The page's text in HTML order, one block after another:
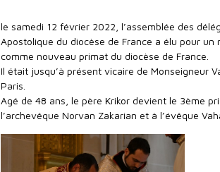
le samedi 12 février 2022, l’assemblée des
Apostolique du diocèse de France a élu pour
comme nouveau primat du diocèse de France.
Il était jusqu’à présent vicaire de Monseigneur
Paris.
Agé de 48 ans, le père Krikor devient le 3ème
l’archevêque Norvan Zakarian et à l’évêque